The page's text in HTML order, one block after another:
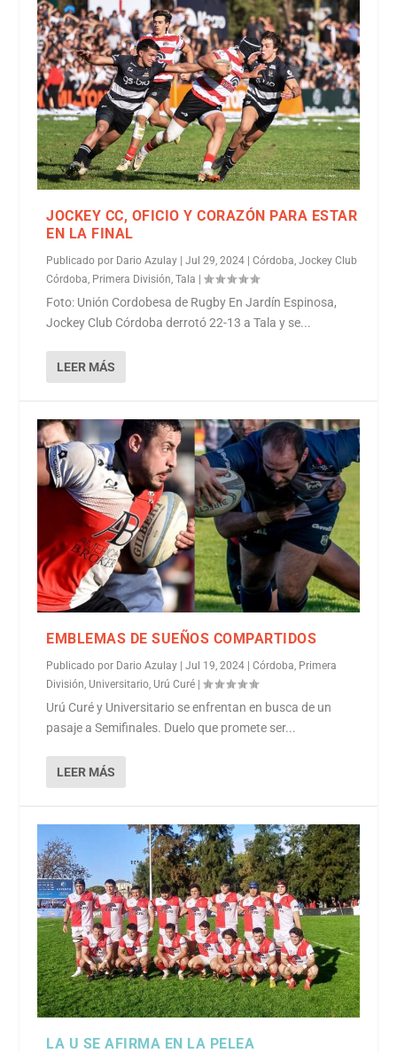
JOCKEY CC, OFICIO Y CORAZÓN PARA ESTAR
EN LA FINAL
Publicado por Dario Azulay |Jul 29, 2024 |Córdoba,Jockey Club
Córdoba, Primera División,Tala |
Foto: Unión Cordobesa de Rugby En Jardín Espinosa,
Jockey Club Córdoba derrotó 22-13 a Tala y se...
LEER MÁS
EMBLEMAS DE SUEÑOS COMPARTIDOS
Publicado por Dario Azulay |Jul 19, 2024 |Córdoba, Primera
División, Universitario, Urú Curé |
Urú Curé y Universitario se enfrentan en busca de un
pasaje a Semifinales. Duelo que promete ser...
LEER MÁS
LA U SE AFIRMA EN LA PELEA